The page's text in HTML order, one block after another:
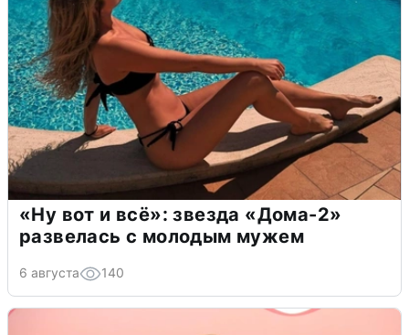
«Ну вот и всё»: звезда «Дома-2»
развелась с молодым мужем
6 августа 140